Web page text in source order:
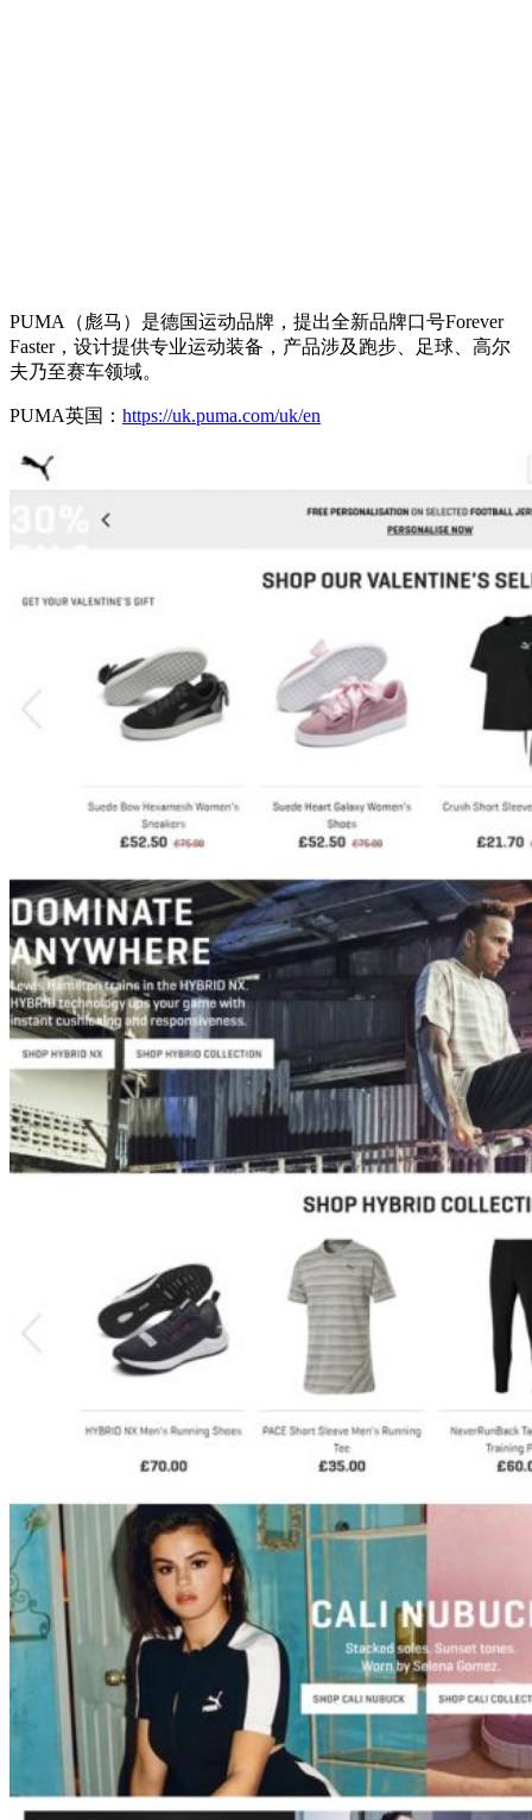
PUMA（彪马）是德国运动品牌，提出全新品牌口号Forever
Faster，设计提供专业运动装备，产品涉及跑步、足球、高尔
夫乃至赛车领域。
PUMA英国： https://uk.puma.com/uk/en